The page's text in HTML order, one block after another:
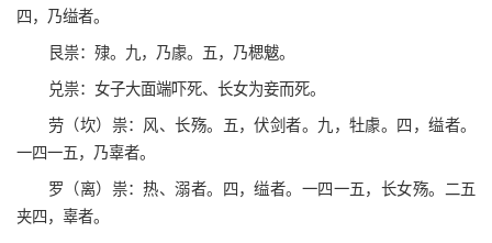
四，乃缢者。
艮祟：殔。九，乃豦。五，乃楒魃。
兑祟：女子大面端吓死、长女为妾而死。
劳（坎）祟：风、长殇。五，伏剑者。九，牡豦。四，缢者。
一四一五，乃辜者。
罗（离）祟：热、溺者。四，缢者。一四一五，长女殇。二五
夹四，辜者。